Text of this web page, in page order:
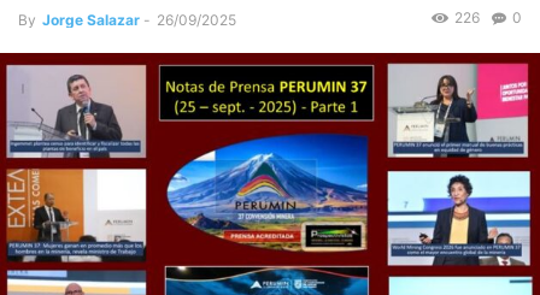
By Jorge Salazar - 26/09/2025 0
226